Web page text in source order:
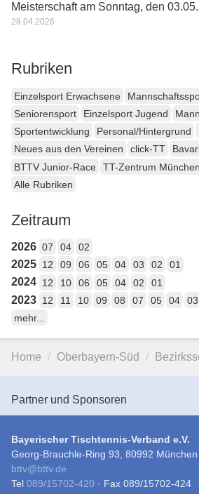
Meisterschaft am Sonntag, den
28.04.2026
Rubriken
Einzelsport Erwachsene
Seniorensport
Einzelsport Jugend
Sportentwicklung
Personal/Hintergrund
Neues aus den Vereinen
click-TT
BTTV Junior-Race
TT-Zentrum München
Alle Rubriken
Zeitraum
2026 07 04 02
2025 12 09 06 05 04 03 02 01
2024 12 10 06 05 04 02 01
2023 12 11 10 09 08 07 05 04 03
mehr...
Home Oberbayern-Süd
Partner und Sponsoren
Bayerischer Tischtennis-Verband e.V.
Georg-Brauchle-Ring 93, 80992 München
bttv@bttv.de
Tel 089/15702-420 · Fax 089/15702-424